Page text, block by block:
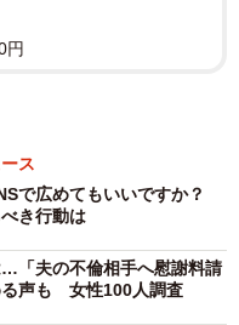
円
ス
で広めてもいいですか？
き行動は
「夫の不倫相手へ慰謝料請
声も 女性100人調査